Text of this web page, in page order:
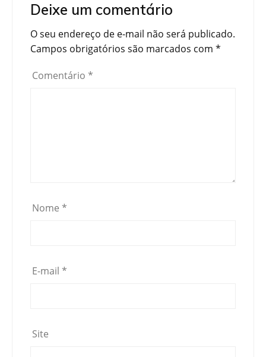
Deixe um comentário
O seu endereço de e-mail não será publicado.
Campos obrigatórios são marcados com *
Comentário *
Nome *
E-mail *
Site